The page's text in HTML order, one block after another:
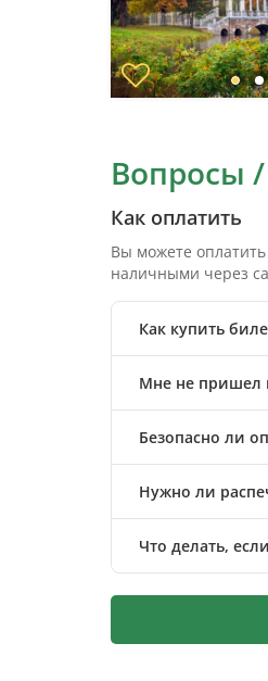
Вопросы
Как оплатить
Вы можете
наличными через
Как купить
Мне не пришел
Безопасно ли
Нужно ли
Что делать,